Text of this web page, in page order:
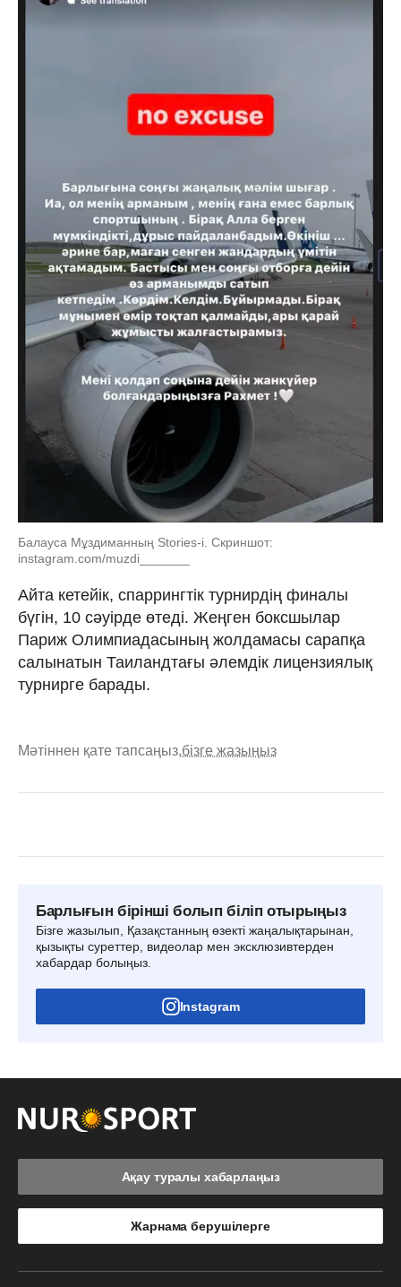
Балауса Мұздиманның Stories-і. Скриншот:
instagram.com/muzdi_______
Айта кетейік, спаррингтік турнирдің финалы
бүгін, 10 cәуірде өтеді. Жеңген боксшылар
Париж Олимпиадасының жолдамасы сарапқа
салынатын Таиландтағы әлемдік лицензиялық
турнирге барады.
Мәтіннен қате тапсаңыз,бізге жазыңыз
Барлығын бірінші болып біліп отырыңыз
Бізге жазылып, Қазақстанның өзекті жаңалықтарынан,
қызықты суреттер, видеолар мен эксклюзивтерден
хабардар болыңыз.
Instagram
Ақау туралы хабарлаңыз
Жарнама берушілерге